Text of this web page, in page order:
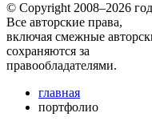
© Copyright 2008–2026
Все авторские права,
включая смежные
сохраняются за
правообладателями.
главная
портфолио